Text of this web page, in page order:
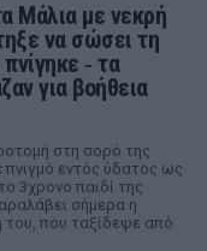
Μάλια με νεκρή
να σώσει τη
‑ τα
για βοήθεια
στη σορό της
πνιγμό εντός ύδατος ως
3χρονο παιδί της
σήμερα η
που ταξίδεψε από